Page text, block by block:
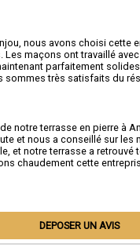
nous avons choisi
maçons ont travaillé
parfaitement
très satisfaits du
notre terrasse en pierre à
et nous a conseillé sur
et notre terrasse a
chaudement cette
DEPOSER UN AVIS